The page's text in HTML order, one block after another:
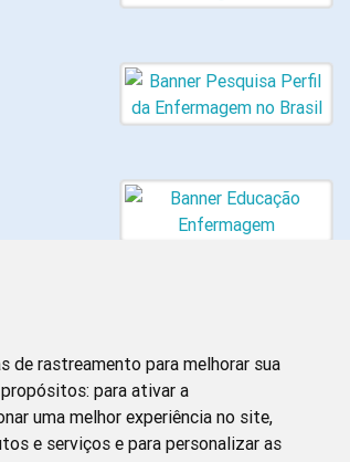
rastreamento para melhorar sua
para ativar a
uma melhor experiência no site,
e serviços e para personalizar as
Newsletter da